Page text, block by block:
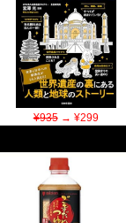
¥935→ ¥299